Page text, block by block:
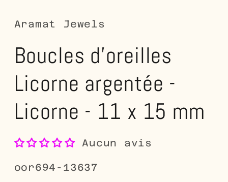
fenêtre
modale
Aramat Jewels
Boucles d'oreilles
Licorne argentée -
Licorne - 11 x 15 mm
Aucun avis
SKU:
oor694-13637